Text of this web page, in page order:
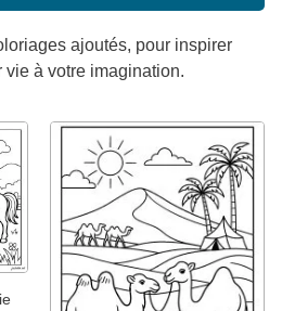
ajoutés, pour inspirer
à votre imagination.